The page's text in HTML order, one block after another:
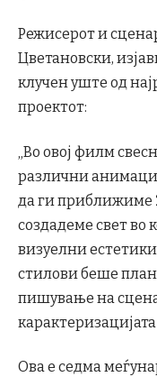
Режисерот и
Цветановски,
клучен уште од
проектот:
„Во овој филм
различни
да ги приближиме
создадеме свет во
визуелни
стилови беше
пишување на
Ова е седма